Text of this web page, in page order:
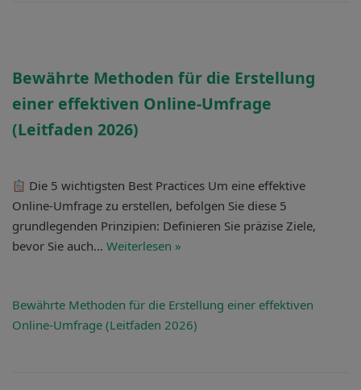
Bewährte Methoden für die Erstellung
einer effektiven Online-Umfrage
(Leitfaden 2026)
Die 5 wichtigsten Best Practices Um eine effektive
Online-Umfrage zu erstellen, befolgen Sie diese 5
grundlegenden Prinzipien: Definieren Sie präzise Ziele,
bevor Sie auch… Weiterlesen »
Bewährte Methoden für die Erstellung einer effektiven
Online-Umfrage (Leitfaden 2026)